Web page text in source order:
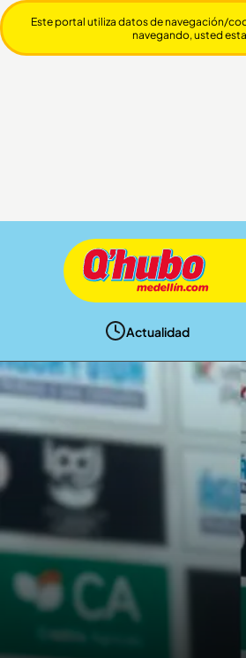
Actualidad
Este portal utiliza datos de navegación/
navegando, usted